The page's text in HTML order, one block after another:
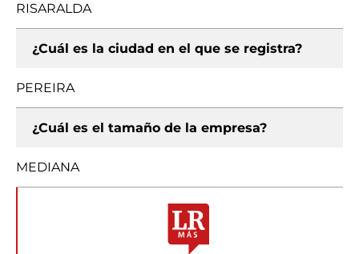
RISARALDA
¿Cuál es la ciudad en el que se registra?
PEREIRA
¿Cuál es el tamaño de la empresa?
MEDIANA